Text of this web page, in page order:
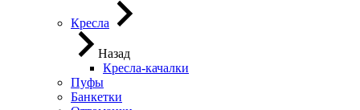
Кресла
Назад
Кресла-качалки
Пуфы
Банкетки